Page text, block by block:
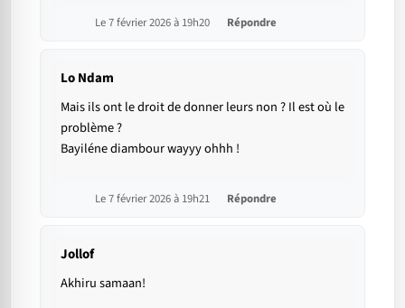
Le 7 février 2026 à 19h20 Répondre
Lo Ndam
Mais ils ont le droit de donner leurs non ? Il est où le
problème ?
Bayiléne diambour wayyy ohhh !
Le 7 février 2026 à 19h21 Répondre
Jollof
Akhiru samaan!